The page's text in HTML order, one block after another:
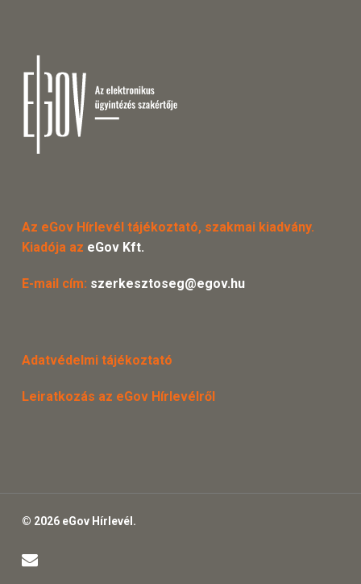
Az eGov Hírlevél tájékoztató, szakmai kiadvány.
Kiadója az eGov Kft.
E-mail cím: szerkesztoseg@egov.hu
Adatvédelmi tájékoztató
Leiratkozás az eGov Hírlevélről
© 2026 eGov Hírlevél.
email